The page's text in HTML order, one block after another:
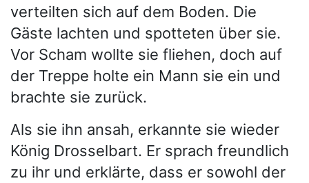
verteilten sich auf dem Boden. Die
Gäste lachten und spotteten über sie.
Vor Scham wollte sie fliehen, doch auf
der Treppe holte ein Mann sie ein und
brachte sie zurück.
Als sie ihn ansah, erkannte sie wieder
König Drosselbart. Er sprach freundlich
zu ihr und erklärte, dass er sowohl der